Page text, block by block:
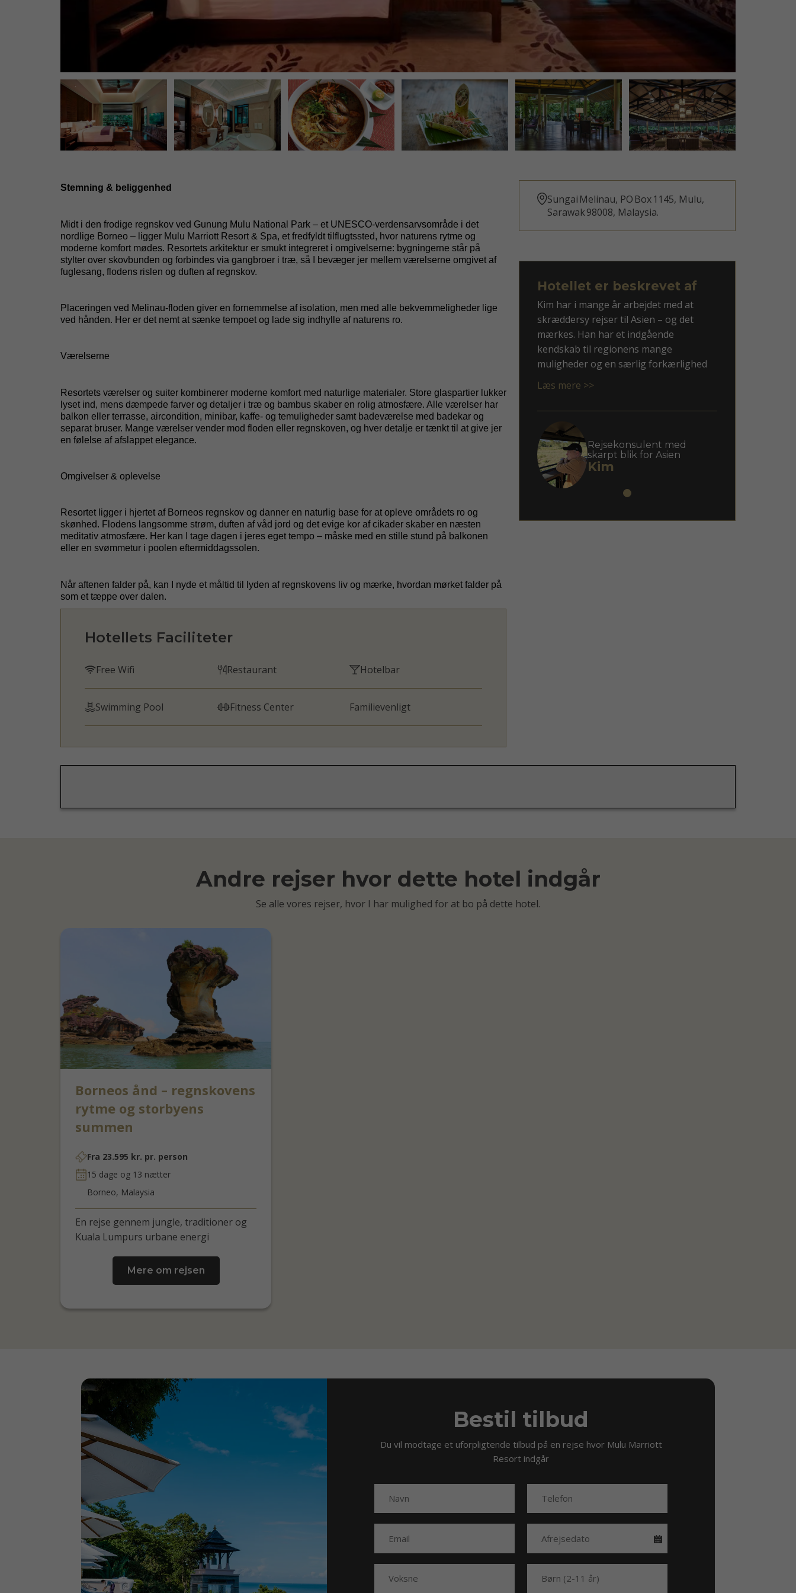
Stemning & beliggenhed
Midt i den frodige regnskov ved Gunung Mulu National Park – et UNESCO-verdensarvsområde i det
nordlige Borneo – ligger Mulu Marriott Resort & Spa, et fredfyldt tilflugtssted, hvor naturens rytme og
moderne komfort mødes. Resortets arkitektur er smukt integreret i omgivelserne: bygningerne står på
stylter over skovbunden og forbindes via gangbroer i træ, så I bevæger jer mellem værelserne omgivet af
fuglesang, flodens rislen og duften af regnskov.
Placeringen ved Melinau-floden giver en fornemmelse af isolation, men med alle bekvemmeligheder lige
ved hånden. Her er det nemt at sænke tempoet og lade sig indhylle af naturens ro.
Værelserne
Resortets værelser og suiter kombinerer moderne komfort med naturlige materialer. Store glaspartier lukker
lyset ind, mens dæmpede farver og detaljer i træ og bambus skaber en rolig atmosfære. Alle værelser har
balkon eller terrasse, aircondition, minibar, kaffe- og temuligheder samt badeværelse med badekar og
separat bruser. Mange værelser vender mod floden eller regnskoven, og hver detalje er tænkt til at give jer
en følelse af afslappet elegance.
Omgivelser & oplevelse
Resortet ligger i hjertet af Borneos regnskov og danner en naturlig base for at opleve områdets ro og
skønhed. Flodens langsomme strøm, duften af våd jord og det evige kor af cikader skaber en næsten
meditativ atmosfære. Her kan I tage dagen i jeres eget tempo – måske med en stille stund på balkonen
eller en svømmetur i poolen eftermiddagssolen.
Når aftenen falder på, kan I nyde et måltid til lyden af regnskovens liv og mærke, hvordan mørket falder på
som et tæppe over dalen.
Hotellets Faciliteter
Free Wifi Restaurant Hotelbar
Swimming Pool Fitness Center Familievenligt
Sungai Melinau, PO Box 1145, Mulu,
Sarawak 98008, Malaysia.
Hotellet er beskrevet af
Kim har i mange år arbejdet med at
skræddersy rejser til Asien – og det
mærkes. Han har et indgående
kendskab til regionens mange
muligheder og en særlig forkærlighed
for rejsemål som Vietnam, Thailand, Sri
Med Kim som rådgiver får du en
personlig tilgang, hvor dine ønsker
mødes med faglig indsigt og overblik.
Han er god til at spotte, hvad der giver
mening for netop dig – uanset om du
søger autentiske oplevelser, høj
komfort eller en blanding af begge dele.
Læs mere >>
Rejsekonsulent med
skarpt blik for Asien
Kim
Andre rejser hvor dette hotel indgår
Se alle vores rejser, hvor I har mulighed for at bo på dette hotel.
Borneos ånd – regnskovens
rytme og storbyens
summen
Fra 23.595 kr. pr. person
15 dage og 13 nætter
Borneo, Malaysia
En rejse gennem jungle, traditioner og
Kuala Lumpurs urbane energi
Mere om rejsen
Bestil tilbud
Du vil modtage et uforpligtende tilbud på en rejse hvor Mulu Marriott
Resort indgår